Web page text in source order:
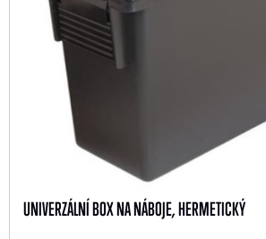
UNIVERZÁLNÍ BOX NA NÁBOJE, HERMETICKÝ